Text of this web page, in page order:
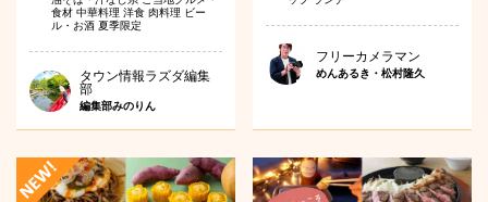
食材 中華料理 洋食 肉料理 ビー
ル・お酒 夏季限定
タウン情報ラズダ編集
部
編集部みのりん
フリーカメラマン
めんあるき・松村隆久